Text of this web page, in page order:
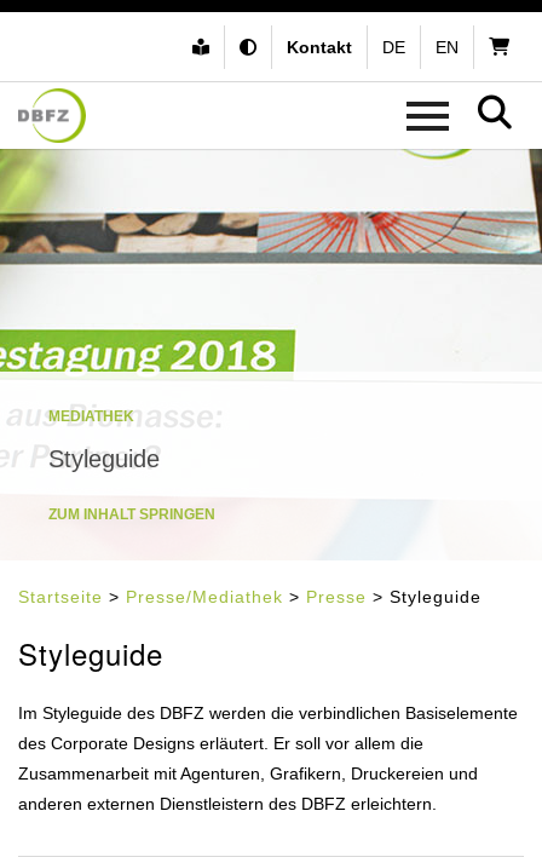
Kontakt DE EN
MEDIATHEK
Styleguide
ZUM INHALT SPRINGEN
Startseite > Presse/Mediathek > Presse > Styleguide
Styleguide
Im Styleguide des DBFZ werden die verbindlichen Basiselemente
des Corporate Designs erläutert. Er soll vor allem die
Zusammenarbeit mit Agenturen, Grafikern, Druckereien und
anderen externen Dienstleistern des DBFZ erleichtern.